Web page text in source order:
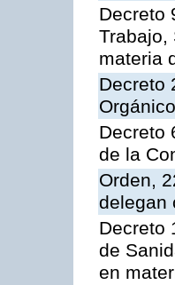
Decreto
Trabajo,
materia
Decreto
Decreto
de la
Orden,
delegan
Decreto
de
en